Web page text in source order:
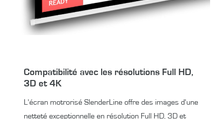
Compatibilité avec les résolutions Full HD,
3D et 4K
L'écran motrorisé SlenderLine offre des images d'une
netteté exceptionnelle en résolution Full HD, 3D et